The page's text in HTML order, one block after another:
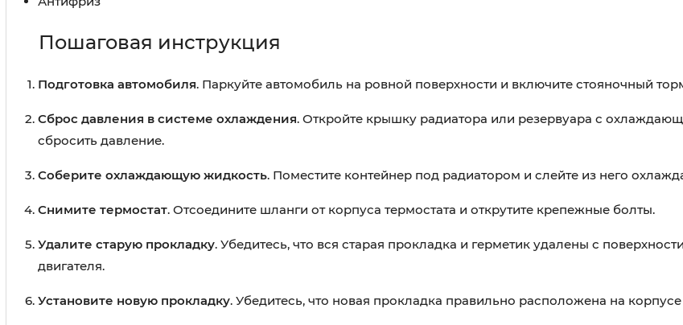
Пошаговая инструкция
Подготовка автомобиля. Паркуйте автомобиль на ровной поверхности и включите стояночный
Сброс давления в системе охлаждения. Откройте крышку радиатора или резервуара с
сбросить давление.
Соберите охлаждающую жидкость. Поместите контейнер под радиатором и слейте из него
Снимите термостат. Отсоедините шланги от корпуса термостата и открутите крепежные болты.
Удалите старую прокладку. Убедитесь, что вся старая прокладка и герметик удалены с
двигателя.
Установите новую прокладку. Убедитесь, что новая прокладка правильно расположена на корпусе